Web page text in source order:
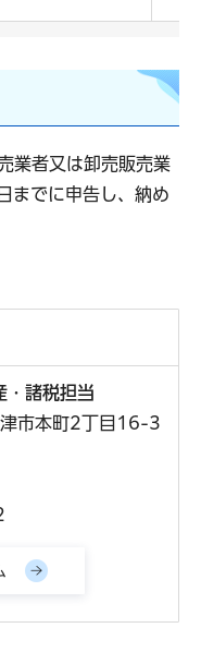
業者又は卸売販売業
までに申告し、納め
諸税担当
市本町2丁目16-3